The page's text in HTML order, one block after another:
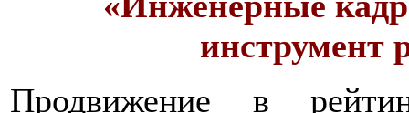
инструмент
Продвижение в